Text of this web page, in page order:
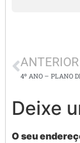
ANTERIOR
Deixe
O seu